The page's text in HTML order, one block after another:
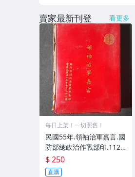
賣家最新刊登 看更多
每日上架！一切照舊！
民國55年.領袖治軍嘉言.國
防部總政治作戰部印.1126.
14
$ 250
直購